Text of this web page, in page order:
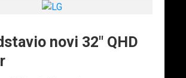
novi 32″ QHD